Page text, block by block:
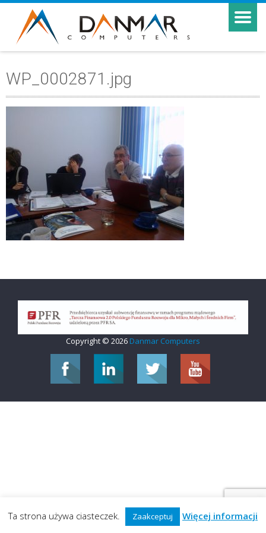
WP_0002871.jpg
Copyright © 2026 Danmar Computers
Ta strona używa ciasteczek. Zaakceptuj Więcej informacji